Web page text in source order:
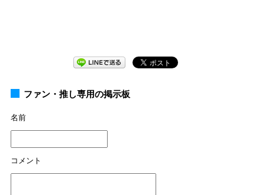
ファン・推し専用の掲示板
名前
コメント